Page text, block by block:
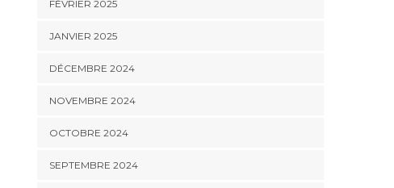
FÉVRIER 2025
JANVIER 2025
DÉCEMBRE 2024
NOVEMBRE 2024
OCTOBRE 2024
SEPTEMBRE 2024